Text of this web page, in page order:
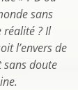
sans
? Il
l’envers de
sans doute